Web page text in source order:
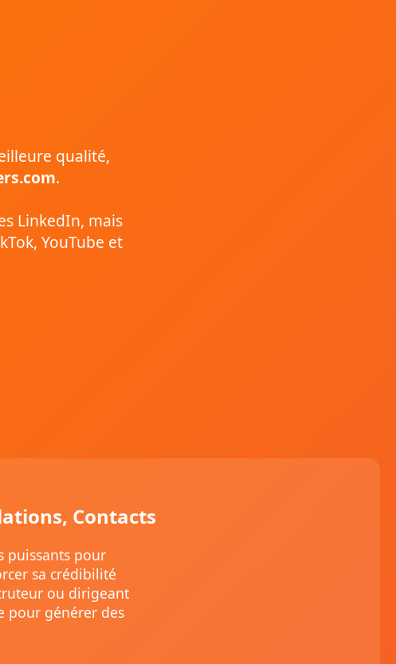
qualité,
.
LinkedIn, mais
YouTube et
Contacts
puissants pour
sa crédibilité
ou dirigeant
pour générer des